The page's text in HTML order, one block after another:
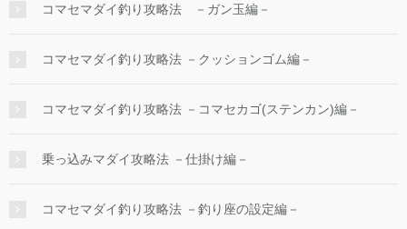
コマセマダイ釣り攻略法 －ガン玉編－
コマセマダイ釣り攻略法 －クッションゴム編－
コマセマダイ釣り攻略法 －コマセカゴ(ステンカン)編－
乗っ込みマダイ攻略法 －仕掛け編－
コマセマダイ釣り攻略法 －釣り座の設定編－